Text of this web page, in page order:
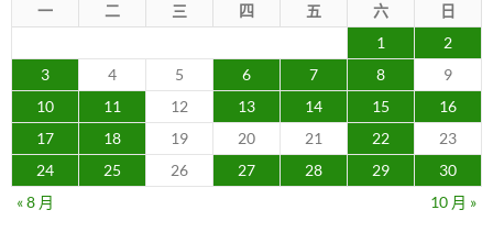
一 二 三 四 五 六
日
1
2
3
4 5 6 7 8
9
10
11 12 13 14 15
16
17
18 19 20 21 22
23
24
25 26 27 28 29
30
« 8 月
10 月 »